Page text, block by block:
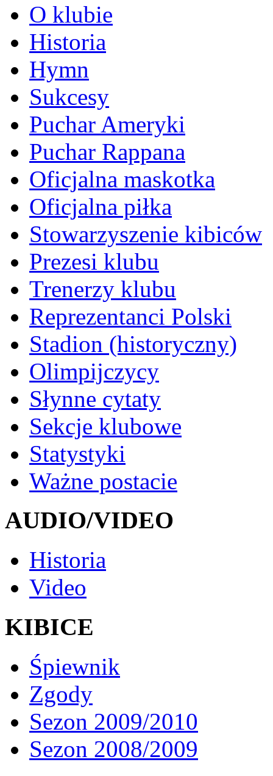
O klubie
Historia
Hymn
Sukcesy
Puchar Ameryki
Puchar Rappana
Oficjalna maskotka
Oficjalna piłka
Stowarzyszenie kibiców
Prezesi klubu
Trenerzy klubu
Reprezentanci Polski
Stadion (historyczny)
Olimpijczycy
Słynne cytaty
Sekcje klubowe
Statystyki
Ważne postacie
AUDIO/VIDEO
Historia
Video
KIBICE
Śpiewnik
Zgody
Sezon 2009/2010
Sezon 2008/2009